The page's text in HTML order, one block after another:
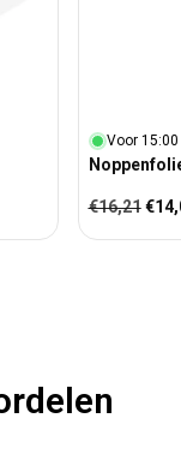
Voor
Normale
€16,21